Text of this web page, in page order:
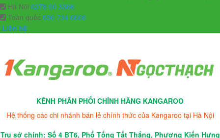
Hà Nội 0378 90 3366
Toàn quốc 096 734 6068
Liên hệ
KÊNH PHÂN PHỐI CHÍNH HÃNG KANGAROO
Hệ thống các chi nhánh bán lẻ chính thức của Kangaroo tại Hà Nội
Trụ sở chính: Số 4 BT6, Phố Tống Tất Thắng, Phương Kiến Hưng